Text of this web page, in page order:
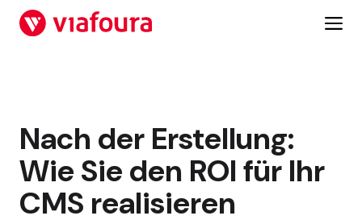
Inhalt
Nach der Erstellung:
Wie Sie den ROI für Ihr
CMS realisieren